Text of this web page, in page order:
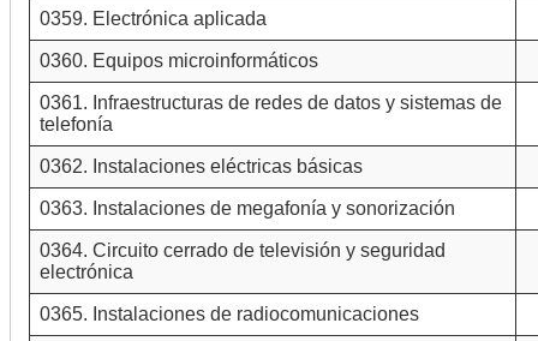
0359. Electrónica aplicada
0360. Equipos microinformáticos
0361. Infraestructuras de redes de datos y sistemas de
telefonía
0362. Instalaciones eléctricas básicas
0363. Instalaciones de megafonía y sonorización
0364. Circuito cerrado de televisión y seguridad
electrónica
0365. Instalaciones de radiocomunicaciones